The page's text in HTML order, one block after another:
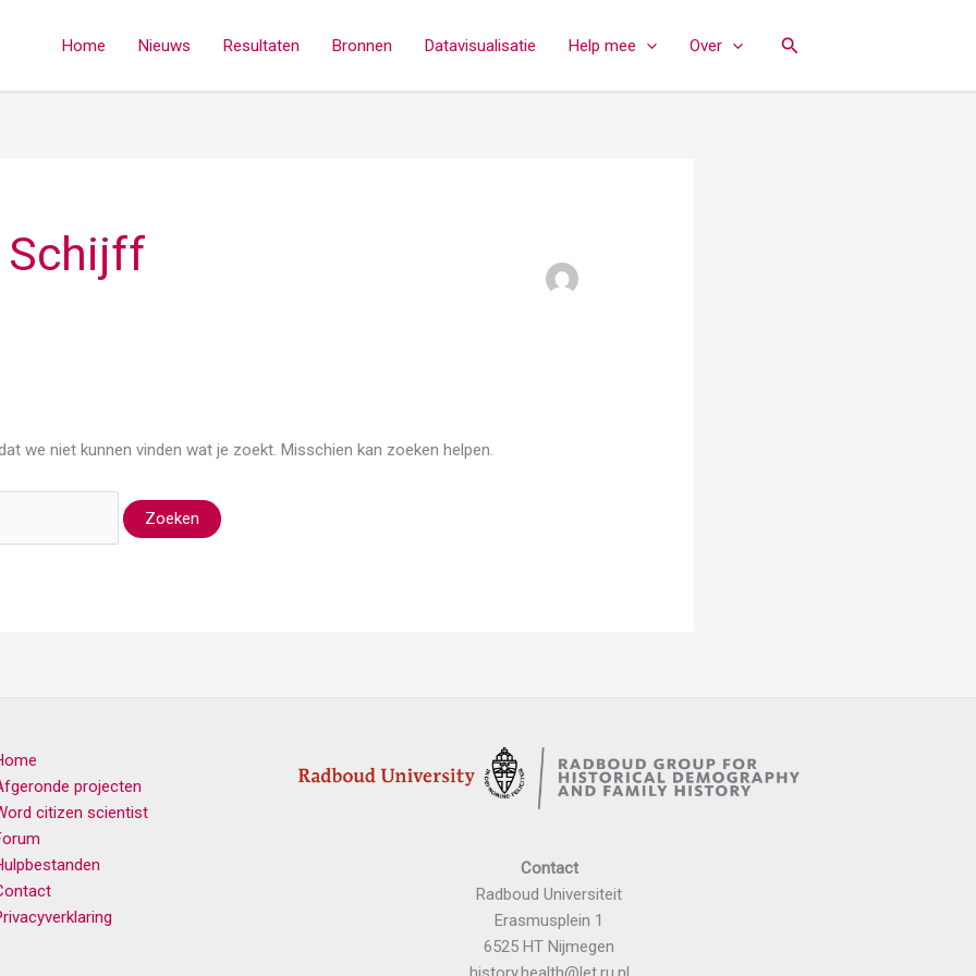
Home Nieuws Resultaten Bronnen Datavisualisatie Help mee Over Zoeken
Schijff
we niet kunnen vinden wat je zoekt. Misschien kan zoeken helpen.
projecten
citizen scientist
Contact
Radboud Universiteit
Erasmusplein 1
6525 HT Nijmegen